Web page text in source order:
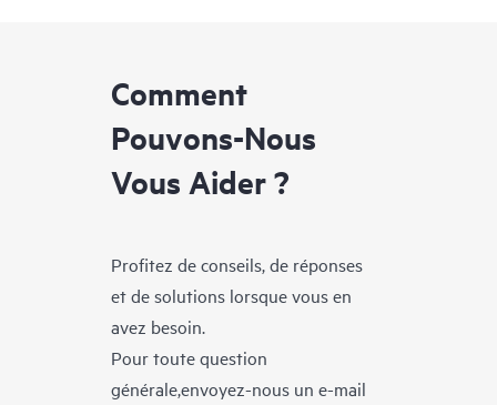
Comment
Pouvons-Nous
Vous Aider ?
Profitez de conseils, de réponses
et de solutions lorsque vous en
avez besoin.
Pour toute question
générale,envoyez-nous un e-mail